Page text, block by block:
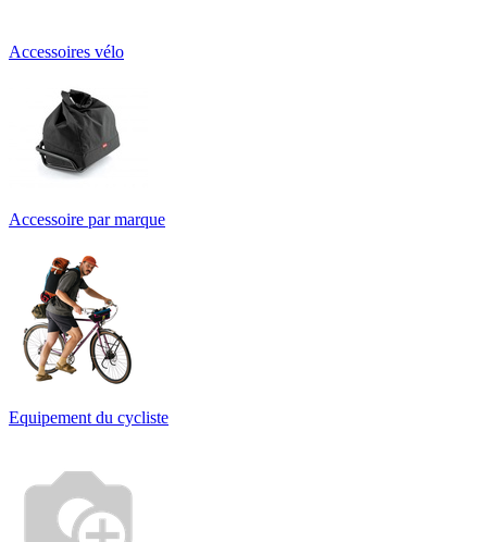
Accessoires vélo
Accessoire par marque
Equipement du cycliste